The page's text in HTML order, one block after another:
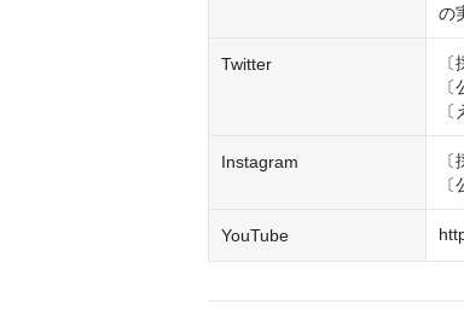
の
Twitter
Instagram
YouTube